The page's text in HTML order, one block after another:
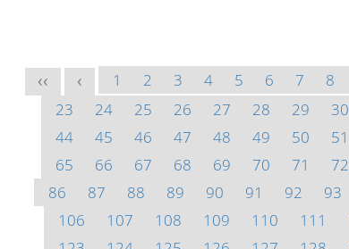
<< < 1 2 3 4 5 6 7 8
23
24 25 26 27 28 29 30
44
45 46 47 48 49 50 51
65
66 67 68 69 70 71 72
86
87 88 89 90 91 92 93
106
107 108 109 110 111